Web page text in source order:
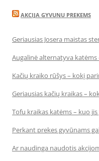
AKCIJA GYVUNU PREKEMS
Geriausias Josera maistas
Augalinė alternatyva katėms
Kačių kraiko rūšys – kokį
Geriausias kačių kraikas –
Tofu kraikas katėms – kuo
Perkant prekes gyvūnams
Ar naudinga naudotis